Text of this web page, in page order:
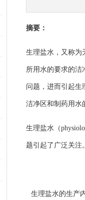
摘要：
生理盐水，又称为
所用水的要求的洁
问题，进而引起生
洁净区和制药用水
生理盐水（
题引起了广泛关注
生理盐水的生产